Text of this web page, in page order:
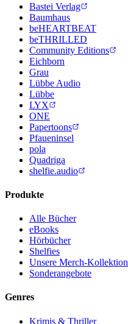
Bastei Verlag
Baumhaus
beHEARTBEAT
beTHRILLED
Community Editions
Eichborn
Grau
Lübbe Audio
Lübbe
LYX
ONE
Papertoons
Pfaueninsel
pola
Quadriga
shelfie.audio
Produkte
Alle Bücher
eBooks
Hörbücher
Shelfies
Unsere Merch-Kollektion
Sonderangebote
Genres
Krimis & Thriller